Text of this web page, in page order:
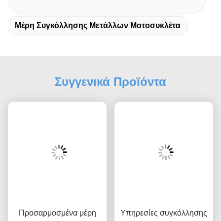
Μέρη Συγκόλλησης Μετάλλων Μοτοσυκλέτα
Συγγενικά Προϊόντα
Προσαρμοσμένα μέρη
Υπηρεσίες συγκόλλησης